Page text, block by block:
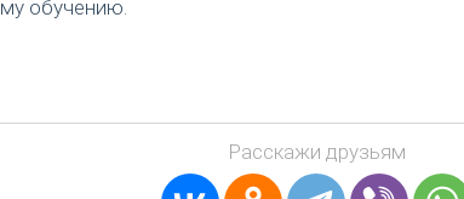
обучению.
Расскажи друзьям